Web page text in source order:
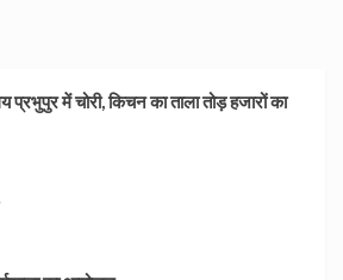
प्रभुपुर में चोरी, किचन का ताला तोड़ हजारों का